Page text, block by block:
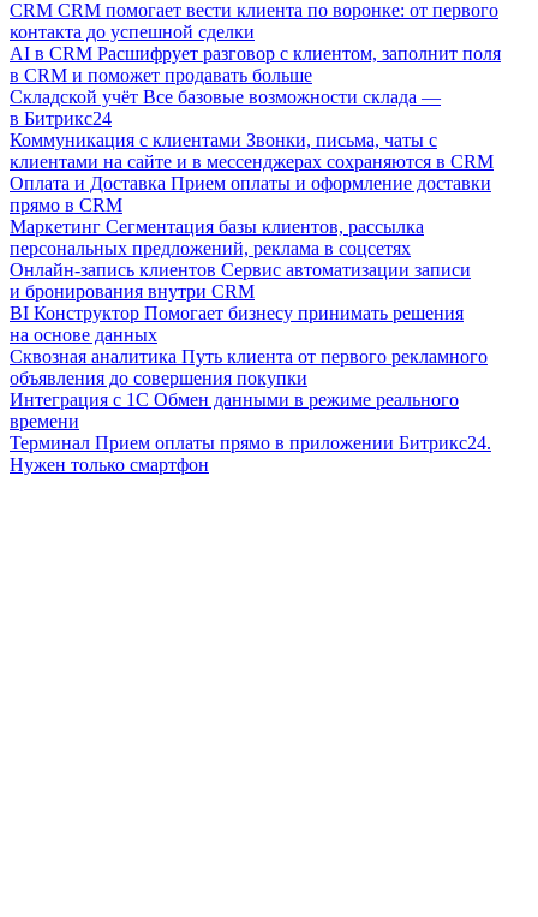
CRM CRM помогает вести клиента по воронке: от первого
контакта до успешной сделки
AI в CRM Расшифрует разговор с клиентом, заполнит поля
в CRM и поможет продавать больше
Складской учёт Все базовые возможности склада —
в Битрикс24
Коммуникация с клиентами Звонки, письма, чаты с
клиентами на сайте и в мессенджерах сохраняются в CRM
Оплата и Доставка Прием оплаты и оформление доставки
прямо в CRM
Маркетинг Сегментация базы клиентов, рассылка
персональных предложений, реклама в соцсетях
Онлайн-запись клиентов Сервис автоматизации записи
и бронирования внутри CRM
BI Конструктор Помогает бизнесу принимать решения
на основе данных
Сквозная аналитика Путь клиента от первого рекламного
объявления до совершения покупки
Интеграция с 1С Обмен данными в режиме реального
времени
Терминал Прием оплаты прямо в приложении Битрикс24.
Нужен только смартфон